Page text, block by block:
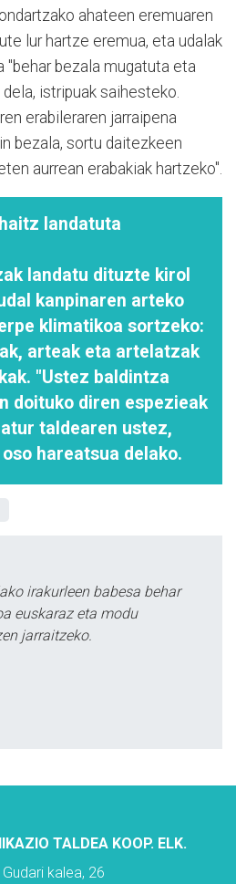
ahateen eremuaren
lur hartze eremua, eta udalak
"behar bezala mugatuta eta
istripuak saihesteko.
erabileraren jarraipena
bezala, sortu daitezkeen
aurrean erabakiak hartzeko".
landatuta
landatu dituzte kirol
kanpinaren arteko
klimatikoa sortzeko:
arteak eta artelatzak
"Ustez baldintza
doituko diren espezieak
taldearen ustez,
hareatsua delako.
irakurleen babesa behar
euskaraz eta modu
jarraitzeko.
TALDEA KOOP. ELK.
kalea, 26